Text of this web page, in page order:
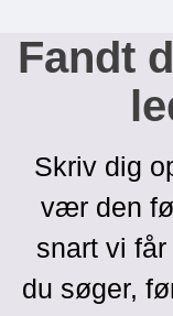
Fandt
Skriv dig
vær den
snart vi
du søger,